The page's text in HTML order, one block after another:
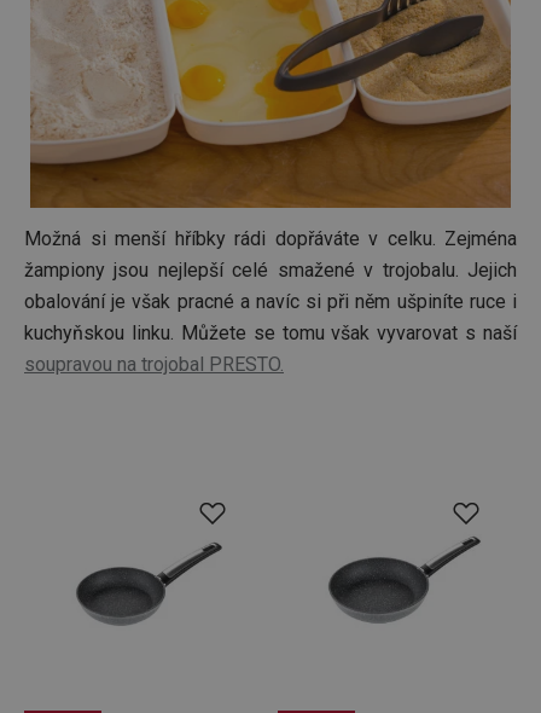
Možná si menší hříbky rádi dopřáváte v celku. Zejména
žampiony jsou nejlepší celé smažené v trojobalu. Jejich
obalování je však pracné a navíc si při něm ušpiníte ruce i
kuchyňskou linku. Můžete se tomu však vyvarovat s naší
soupravou na trojobal PRESTO.